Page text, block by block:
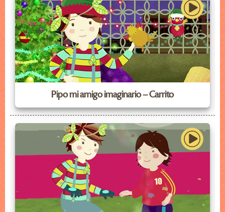
Pipo mi amigo imaginario – Carrito